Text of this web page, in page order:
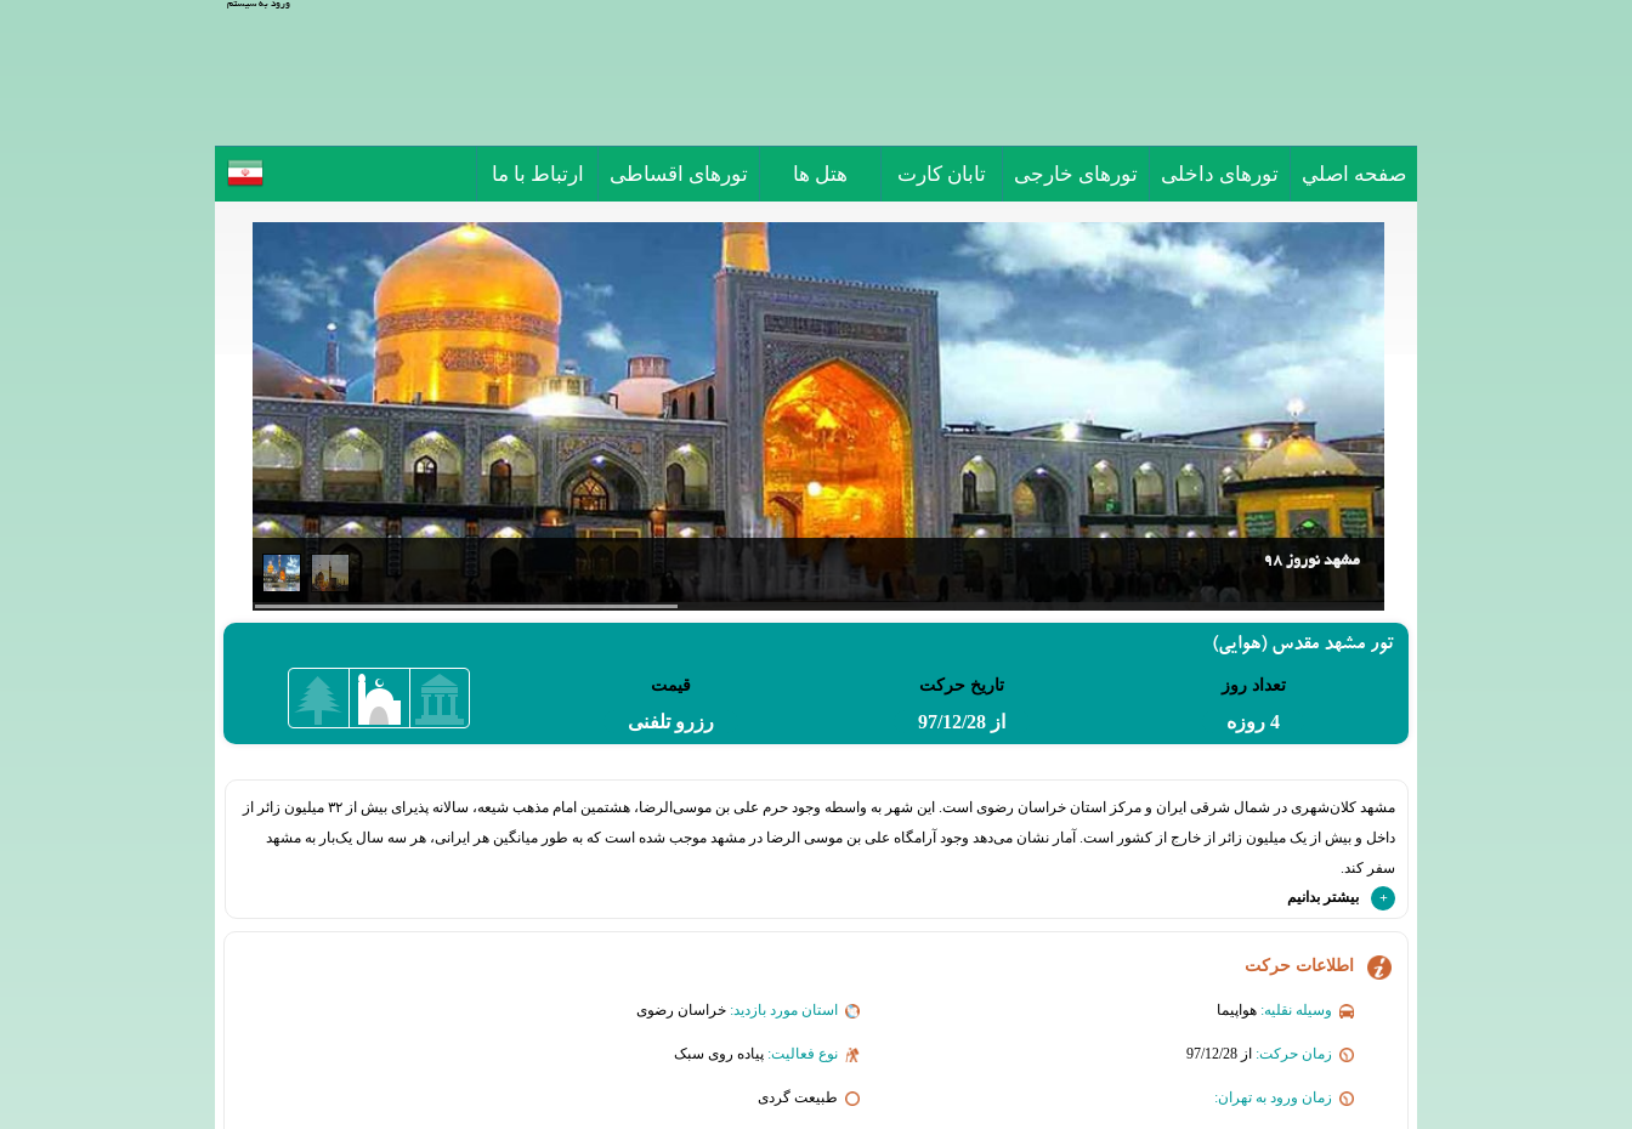
ورود به سیستم
صفحه اصلي تورهای داخلی تورهای خارجی تابان کارت هتل ها تورهای اقساطی ارتباط با ما
مشهد نوروز 98
تور مشهد مقدس (هوایی)
تعداد روز تاریخ حرکت قیمت
4 روزه از 97/12/28 رزرو تلفنی
مشهد کلان‌شهری در شمال شرقی ایران و مرکز استان خراسان رضوی است. این شهر به واسطه وجود حرم علی بن موسی‌الرضا، هشتمین امام مذهب شیعه، سالانه پذیرای بیش از ۳۲ میلیون زائر از
داخل و بیش از یک میلیون زائر از خارج از کشور است. آمار نشان می‌دهد وجود آرامگاه علی بن موسی الرضا در مشهد موجب شده است که به طور میانگین هر ایرانی، هر سه سال یک‌بار به مشهد
سفر کند.
بیشتر بدانیم
اطلاعات حرکت
وسیله نقلیه: هواپیما
زمان حرکت: از 97/12/28
زمان ورود به تهران:
استان مورد بازدید: خراسان رضوی
نوع فعالیت: پیاده روی سبک
طبیعت گردی